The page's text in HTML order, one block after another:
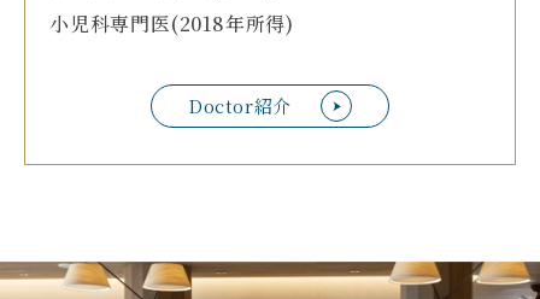
Doctor紹介
小児科専門医(2018年所得)